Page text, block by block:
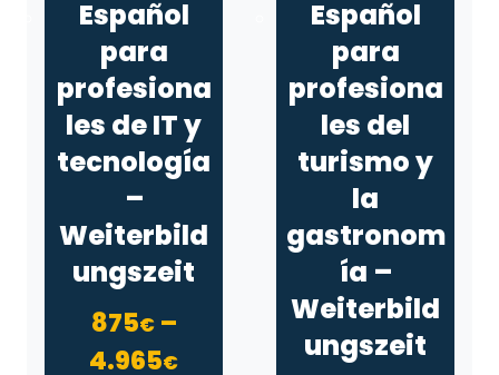
Español
para
profesiona
les de IT y
tecnología
–
Weiterbild
ungszeit
875€ –
4.965€Rango de precios:
Español
para
profesiona
les del
turismo y
la
gastronom
ía –
Weiterbild
ungszeit